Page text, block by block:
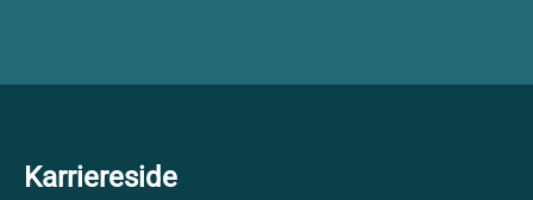
Karriereside